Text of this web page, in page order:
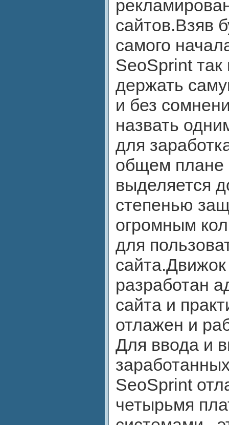
сайтов.Взяв
самого
SeoSprint так
держать
и без
назвать
для
общем
выделяется
степенью
огромным
для
разработан
сайта и
отлажен и
Для ввода и
SeoSprint
четырьмя